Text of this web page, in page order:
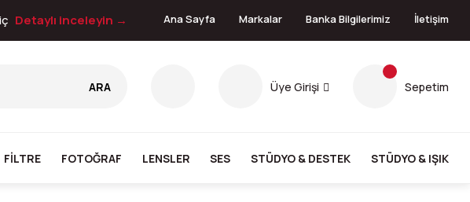
Detaylı inceleyin → Ana Sayfa Markalar Banka Bilgilerimiz İletişim
ARA Üye Girişi Sepetim
FİLTRE FOTOĞRAF LENSLER SES STÜDYO & DESTEK STÜDYO & IŞIK